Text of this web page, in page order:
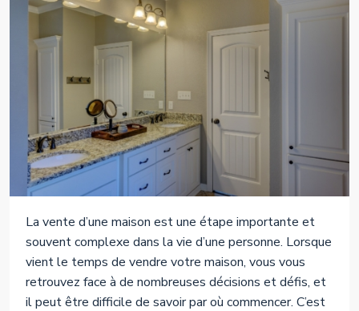
La vente d’une maison est une étape importante et
souvent complexe dans la vie d’une personne. Lorsque
vient le temps de vendre votre maison, vous vous
retrouvez face à de nombreuses décisions et défis, et
il peut être difficile de savoir par où commencer. C’est